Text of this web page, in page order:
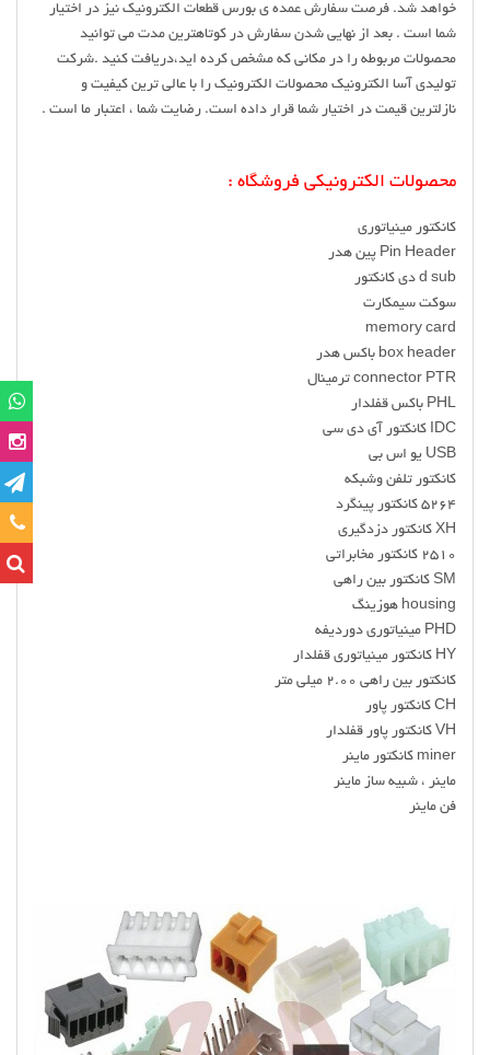
خواهد شد. فرصت سفارش عمده ی بورس قطعات الکترونیک نیز در اختیار
شما است . بعد از نهایی شدن سفارش در کوتاهترین مدت می توانید
محصولات مربوطه را در مکانی که مشخص کرده اید،دریافت کنید .شرکت
تولیدی آسا الکترونیک محصولات الکترونیک را با عالی ترین کیفیت و
نازلترین قیمت در اختیار شما قرار داده است. رضایت شما ، اعتبار ما است .
محصولات الکترونیکی فروشگاه :
کانکتور مینیاتوری
Pin Header پین هدر
d sub دی کانکتور
سوکت سیمکارت
memory card
box header باکس هدر
connector PTR ترمینال
PHL باکس قفلدار
IDC کانکتور آی دی سی
USB یو اس بی
کانکتور تلفن وشبکه
5264 کانکتور پینگرد
XH کانکتور دزدگیری
2510 کانکتور مخابراتی
SM کانکتور بین راهی
housing هوزینگ
PHD مینیاتوری دوردیفه
HY کانکتور مینیاتوری قفلدار
کانکتور بین راهی 2.00 میلی متر
CH کانکتور پاور
VH کانکتور پاور قفلدار
miner کانکتور ماینر
ماینر ، شبیه ساز ماینر
فن ماینر